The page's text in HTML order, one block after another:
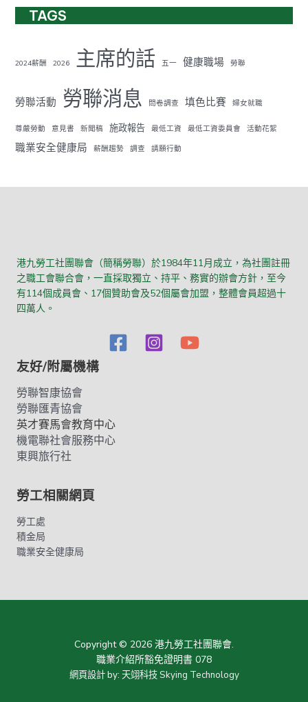
TAGS
2024薪酬 2026 主席的話 五一 健康職場 勞聯
勞聯活動 勞聯消息 問卷調查 填色比賽 婦女就職
尊嚴勞動 意見書 新聞稿 施政報告 最低工資 最低工資委員會 活動花絮
職業安全健康局 薪酬趨勢 調查 請願行動
港九勞工社團聯會（簡稱勞聯）於1984年11月成立，為社團註冊
之職工會聯合會，一直採取獨立、持平、務實的辦會方針，至今
有114個成員會、17個贊助會及52個屬會加盟，整體會員超過十
四萬人。
友好/附屬機構
勞聯智康協會
勞聯匯青協會
英才賽馬會教育中心
機電聯社會服務中心
東興旅行社
勞工相關網頁
勞工處
積金局
職業安全健康局
Copyright © 2026 港九勞工社團聯會.
職業介紹所豁免證明書 078
網頁設計by: 天翊科技 Skying Technology